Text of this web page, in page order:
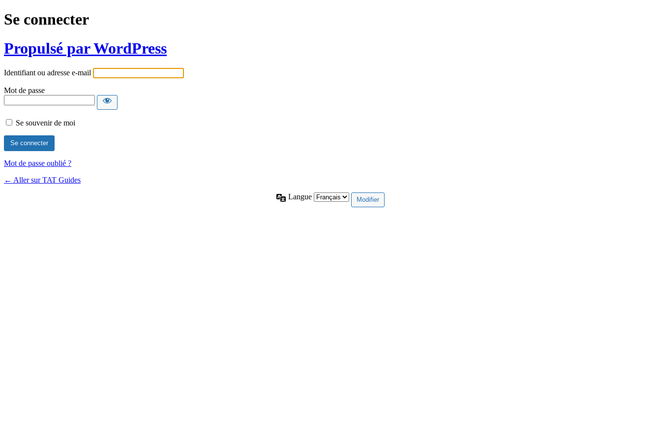
Se connecter
Propulsé par WordPress
Identifiant ou adresse e-mail
Mot de passe
Se souvenir de moi
Mot de passe oublié ?
← Aller sur TAT Guides
Langue